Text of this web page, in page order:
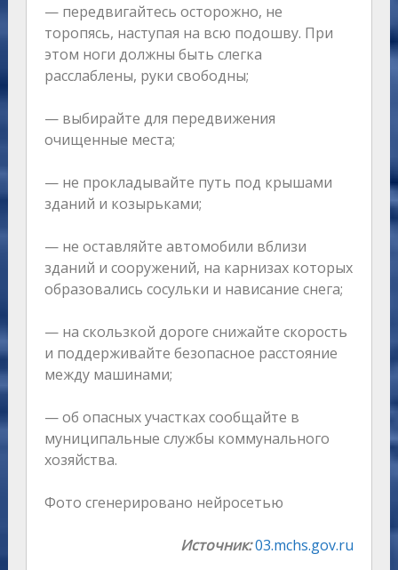
— передвигайтесь осторожно, не
торопясь, наступая на всю подошву. При
этом ноги должны быть слегка
расслаблены, руки свободны;
— выбирайте для передвижения
очищенные места;
— не прокладывайте путь под крышами
зданий и козырьками;
— не оставляйте автомобили вблизи
зданий и сооружений, на карнизах которых
образовались сосульки и нависание снега;
— на скользкой дороге снижайте скорость
и поддерживайте безопасное расстояние
между машинами;
— об опасных участках сообщайте в
муниципальные службы коммунального
хозяйства.
Фото сгенерировано нейросетью
Источник:03.mchs.gov.ru